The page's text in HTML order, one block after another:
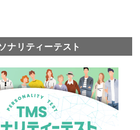
ナリティーテスト